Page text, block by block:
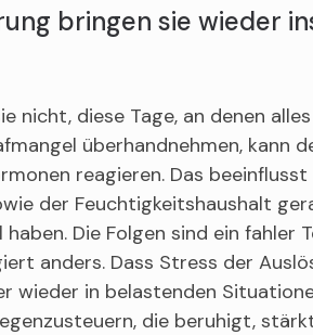
bringen sie wieder
nicht, diese Tage, an denen
überhandnehmen, kann
reagieren. Das
der Feuchtigkeitshaushalt
Die Folgen sind ein fahler
anders. Dass Stress der
wieder in belastenden
die beruhigt,